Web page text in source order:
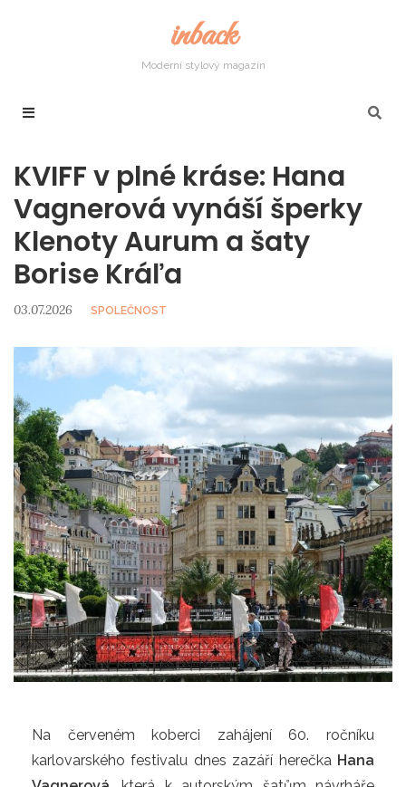
inback
Moderní stylový magazín
KVIFF v plné kráse: Hana
Vagnerová vynáší šperky
Klenoty Aurum a šaty
Borise Kráľa
03.07.2026 SPOLEČNOST
Na červeném koberci zahájení 60. ročníku
karlovarského festivalu dnes zazáří herečka Hana